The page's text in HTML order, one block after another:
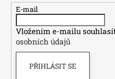
E-mail
Vložením e-mailu
osobních údajů
PŘIHLÁSIT SE